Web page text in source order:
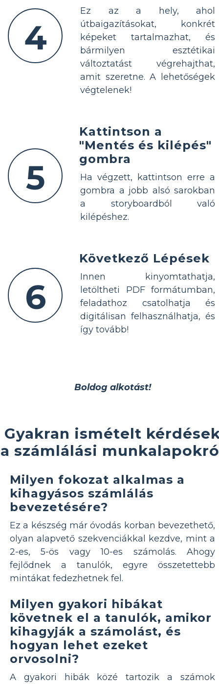
4
Ez az a hely, ahol
útbaigazításokat, konkrét
képeket tartalmazhat, és
bármilyen esztétikai
változtatást végrehajthat,
amit szeretne. A lehetőségek
végtelenek!
5
Kattintson a
"Mentés és kilépés"
gombra
Ha végzett, kattintson erre a
gombra a jobb alsó sarokban
a storyboardból való
kilépéshez.
6
Következő Lépések
Innen kinyomtathatja,
letöltheti PDF formátumban,
feladathoz csatolhatja és
digitálisan felhasználhatja, és
így tovább!
Boldog alkotást!
Gyakran ismételt
a számlálási
Milyen fokozat alkalmas a
kihagyásos számlálás
bevezetésére?
Ez a készség már óvodás korban bevezethető,
olyan alapvető szekvenciákkal kezdve, mint a
2-es, 5-ös vagy 10-es számolás. Ahogy
fejlődnek a tanulók, egyre összetettebb
mintákat fedezhetnek fel.
Milyen gyakori hibákat
követnek el a tanulók, amikor
kihagyják a számolást, és
hogyan lehet ezeket
orvosolni?
A gyakori hibák közé tartozik a számok